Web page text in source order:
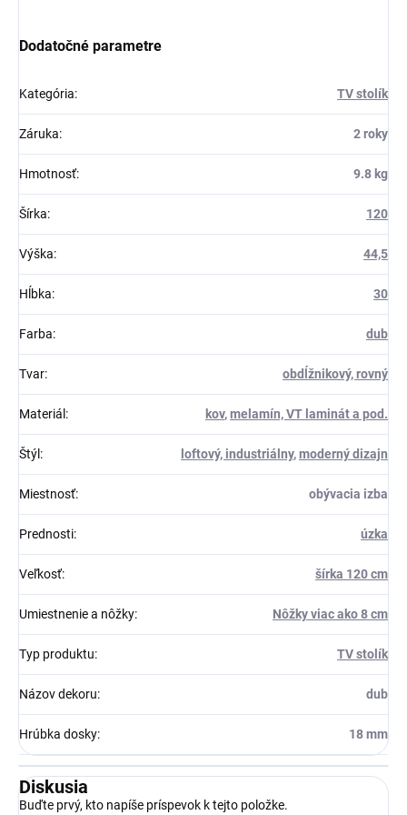
Dodatočné parametre
Kategória: TV stolík
Záruka: 2 roky
Hmotnosť: 9.8 kg
Šírka: 120
Výška: 44,5
Hĺbka: 30
Farba: dub
Tvar: obdĺžnikový, rovný
Materiál : kov,melamín, VT laminát a pod.
Štýl : loftový, industriálny,moderný dizajn
Miestnosť: obývacia izba
Prednosti: úzka
Veľkosť: šírka 120 cm
Umiestnenie a nôžky: Nôžky viac ako 8 cm
Typ produktu: TV stolík
Názov dekoru: dub
Hrúbka dosky: 18 mm
Diskusia
Buďte prvý, kto napíše príspevok k tejto položke.